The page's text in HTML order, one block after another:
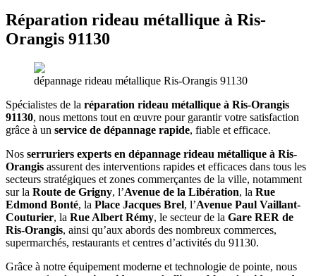
Réparation rideau métallique à Ris-
Orangis 91130
dépannage rideau métallique Ris-Orangis 91130
Spécialistes de la réparation rideau métallique à Ris-Orangis
91130, nous mettons tout en œuvre pour garantir votre satisfaction
grâce à un service de dépannage rapide, fiable et efficace.
Nos serruriers experts en dépannage rideau métallique à Ris-
Orangis assurent des interventions rapides et efficaces dans tous les
secteurs stratégiques et zones commerçantes de la ville, notamment
sur la Route de Grigny, l’Avenue de la Libération, la Rue
Edmond Bonté, la Place Jacques Brel, l’Avenue Paul Vaillant-
Couturier, la Rue Albert Rémy, le secteur de la Gare RER de
Ris-Orangis, ainsi qu’aux abords des nombreux commerces,
supermarchés, restaurants et centres d’activités du 91130.
Grâce à notre équipement moderne et technologie de pointe, nous